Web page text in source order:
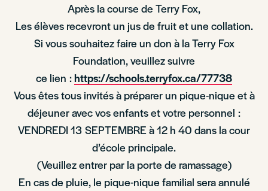
Après la course de Terry Fox,
Les élèves recevront un jus de fruit et une collation.
Si vous souhaitez faire un don à la Terry Fox
Foundation, veuillez suivre
ce lien :https://schools.terryfox.ca/77738
Vous êtes tous invités à préparer un pique-nique et à
déjeuner avec vos enfants et votre personnel :
VENDREDI 13 SEPTEMBRE à 12 h 40 dans la cour
d’école principale.
(Veuillez entrer par la porte de ramassage)
En cas de pluie, le pique-nique familial sera annulé